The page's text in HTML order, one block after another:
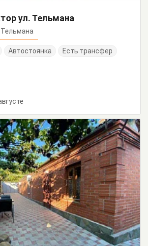
ул. Тельмана
Тельмана
Автостоянка Есть трансфер